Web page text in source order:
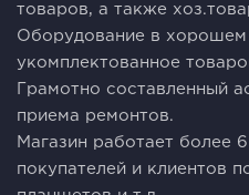
товаров, а также
Оборудование в хорошем
укомплектованное
Грамотно составленный
приема ремонтов.
Магазин работает более
покупателей и клиентов